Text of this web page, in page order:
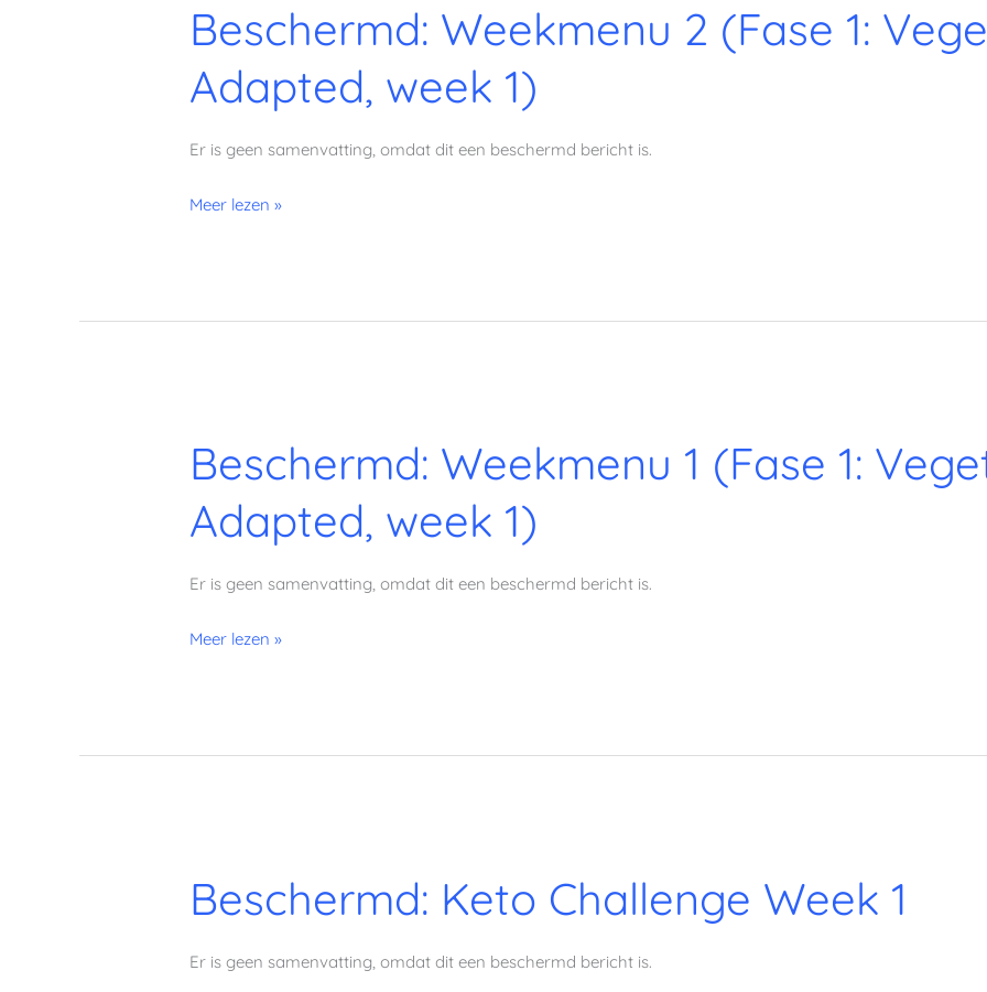
Beschermd: Weekmenu 2 (Fase 1:
Adapted, week 1)
Er is geen samenvatting, omdat dit een beschermd bericht is.
Weekmenu
2
(Fase
1:
Adapted,
Meer lezen »
Beschermd: Weekmenu 1 (Fase 1:
Adapted, week 1)
Er is geen samenvatting, omdat dit een beschermd bericht is.
Weekmenu
1
(Fase
1:
Vegetarisch
Adapted,
Meer lezen »
Beschermd: Keto Challenge Week 1
Er is geen samenvatting, omdat dit een beschermd bericht is.
Keto
Challenge